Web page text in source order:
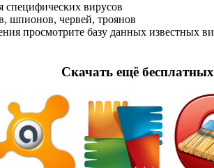
специфических вирусов
шпионов, червей, троянов
просмотрите базу данных известных
Cкачать ещё